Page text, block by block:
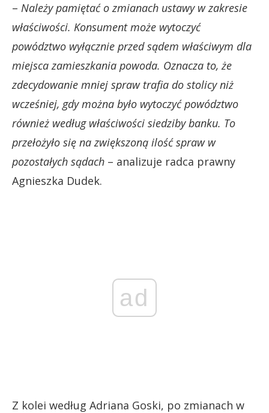
– Należy pamiętać o zmianach ustawy w zakresie
właściwości. Konsument może wytoczyć
powództwo wyłącznie przed sądem właściwym dla
miejsca zamieszkania powoda. Oznacza to, że
zdecydowanie mniej spraw trafia do stolicy niż
wcześniej, gdy można było wytoczyć powództwo
również według właściwości siedziby banku. To
przełożyło się na zwiększoną ilość spraw w
pozostałych sądach – analizuje radca prawny
Agnieszka Dudek.
ad
Z kolei według Adriana Goski, po zmianach w